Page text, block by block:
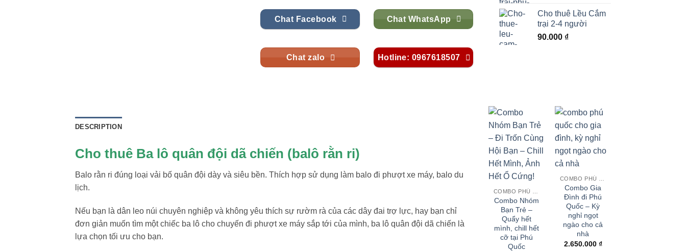
Chat Facebook Chat WhatsApp
Chat zalo Hotline: 0967618507
Cho thuê Lều Cắm
trại 2-4 người
90.000 ₫
DESCRIPTION
Cho thuê Ba lô quân đội dã chiến (balô rằn ri)
Balo rằn ri đúng loại vải bố quân đội dày và siêu bền. Thích hợp sử dụng làm balo đi phượt xe máy, balo du
lịch.
Nếu bạn là dân leo núi chuyên nghiệp và không yêu thích sự rườm rà của các dây đai trợ lực, hay bạn chỉ
đơn giản muốn tìm một chiếc ba lô cho chuyến đi phượt xe máy sắp tới của mình, ba lô quân đội dã chiến là
lựa chọn tối ưu cho bạn.
Combo Nhóm
Bạn Trẻ –
Quẩy hết
mình, chill hết
cỡ tại Phú
Quốc
Combo Gia
Đình đi Phú
Quốc – Kỳ
nghỉ ngọt
ngào cho cả
nhà
2.650.000 ₫